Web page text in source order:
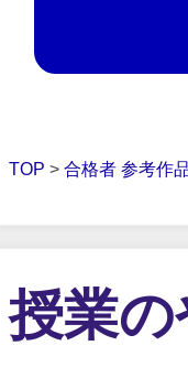
TOP > 合格者 参考作
授業